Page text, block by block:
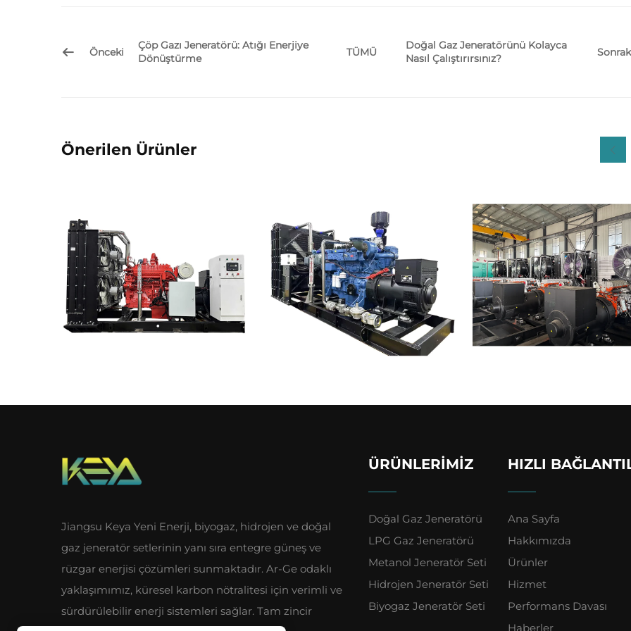
Önceki
Çöp Gazı Jeneratörü: Atığı Enerjiye
Dönüştürme
TÜMÜ
Doğal Gaz Jeneratörünü Kolayca
Nasıl Çalıştırırsınız?
Önerilen Ürünler
Jiangsu Keya Yeni Enerji, biyogaz, hidrojen ve doğal
gaz jeneratör setlerinin yanı sıra entegre güneş ve
rüzgar enerjisi çözümleri sunmaktadır. Ar-Ge odaklı
yaklaşımımız, küresel karbon nötralitesi için verimli ve
sürdürülebilir enerji sistemleri sağlar. Tam zincir
ÜRÜNLERIMIZ
Doğal Gaz Jeneratörü
LPG Gaz Jeneratörü
Metanol Jeneratör Seti
Hidrojen Jeneratör Seti
Biyogaz Jeneratör Seti
HIZLI
Ana Sayfa
Hakkımızda
Ürünler
Hizmet
Performans Davası
Haberler